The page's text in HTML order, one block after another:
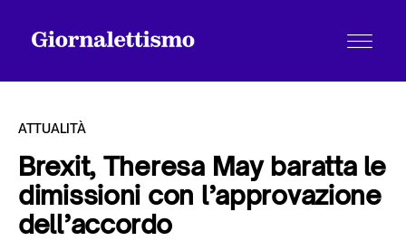
Tutti gli articoli
ATTUALITÀ
Brexit, Theresa May baratta le
dimissioni con l’approvazione
dell’accordo